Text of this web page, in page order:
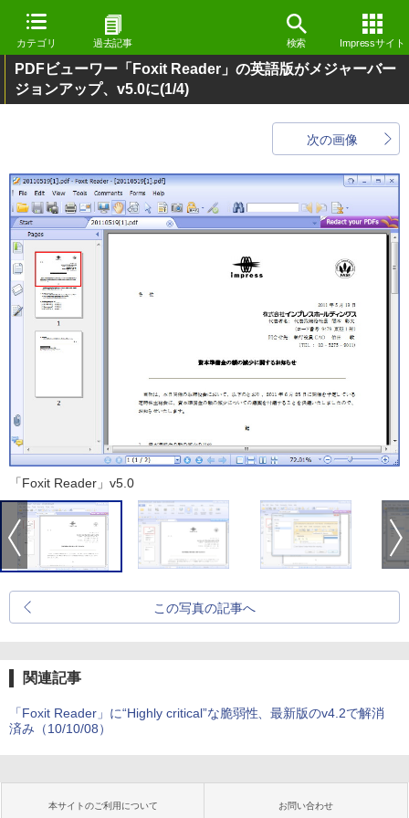
カテゴリ 過去記事 検索 Impressサイト
PDFビューワー「Foxit Reader」の英語版がメジャーバー
ジョンアップ、v5.0に(1/4)
次の画像
「Foxit Reader」v5.0
この写真の記事へ
関連記事
「Foxit Reader」に“Highly critical”な脆弱性、最新版のv4.2で解消
済み（10/10/08）
本サイトのご利用について お問い合わせ